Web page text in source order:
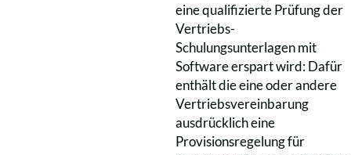
eine qualifizierte Prüfung der
Vertriebs-
Schulungsunterlagen mit
Software erspart wird: Dafür
enthält die eine oder andere
Vertriebsvereinbarung
ausdrücklich eine
Provisionsregelung für